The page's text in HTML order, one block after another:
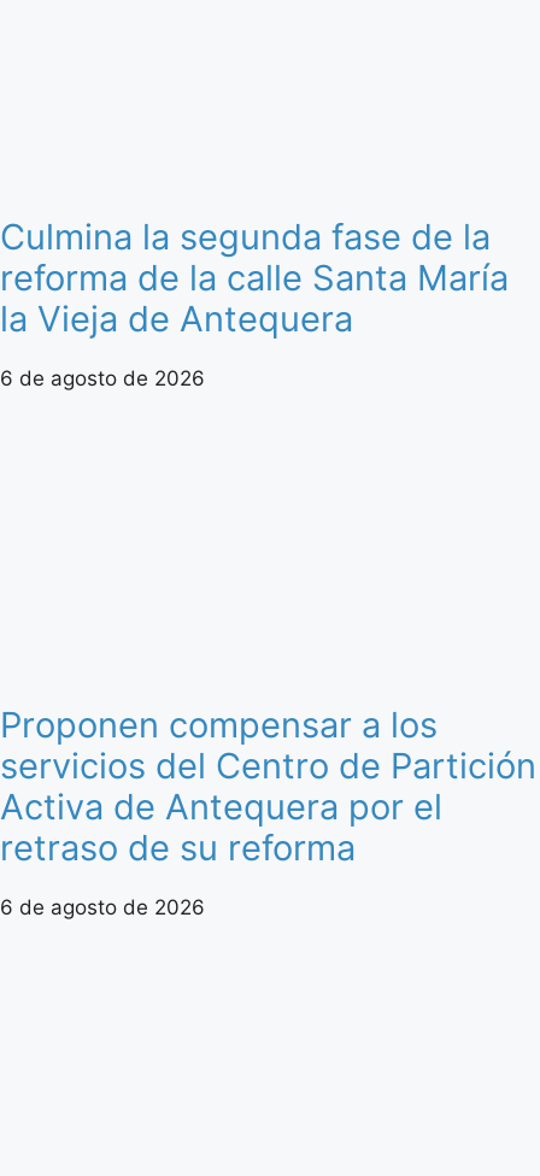
Culmina la segunda fase de la
reforma de la calle Santa María
la Vieja de Antequera
6 de agosto de 2026
Proponen compensar a los
servicios del Centro de Partición
Activa de Antequera por el
retraso de su reforma
6 de agosto de 2026